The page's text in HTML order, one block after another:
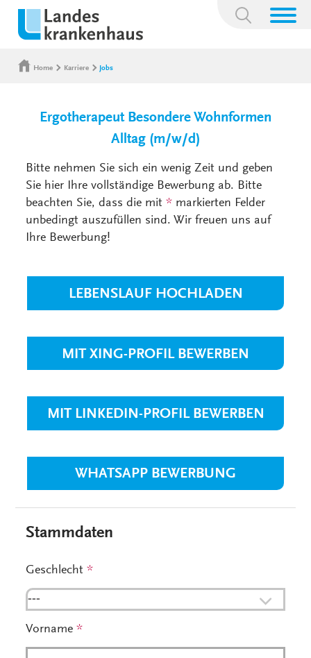
Suchbegriff:
Home Karriere Jobs
Ergotherapeut Besondere Wohnformen
Alltag (m/w/d)
Bitte nehmen Sie sich ein wenig Zeit und geben
Sie hier Ihre vollständige Bewerbung ab. Bitte
beachten Sie, dass die mit* markierten Felder
unbedingt auszufüllen sind. Wir freuen uns auf
Ihre Bewerbung!
LEBENSLAUF HOCHLADEN
MIT XING-PROFIL BEWERBEN
MIT LINKEDIN-PROFIL BEWERBEN
WHATSAPP BEWERBUNG
Stammdaten
Geschlecht*
---
Vorname*